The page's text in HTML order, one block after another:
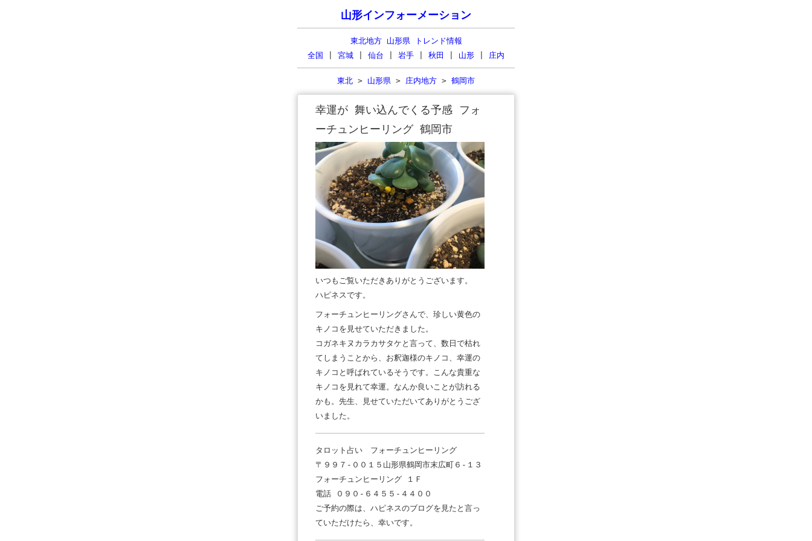
山形インフォーメーション
東北地方 山形県 トレンド情報
全国
宮城 仙台 岩手 秋田 山形 庄内
東北 > 山形県 > 庄内地方 > 鶴岡市
幸運が 舞い込んでくる予感 フォ
ーチュンヒーリング 鶴岡市
いつもご覧いただきありがとうございます。
ハピネスです。
フォーチュンヒーリングさんで、珍しい黄色の
キノコを見せていただきました。
コガネキヌカラカサタケと言って、数日で枯れ
てしまうことから、お釈迦様のキノコ、幸運の
キノコと呼ばれているそうです。こんな貴重な
キノコを見れて幸運。なんか良いことが訪れる
かも。先生、見せていただいてありがとうござ
いました。
タロット占い フォーチュンヒーリング
〒９９７-００１５山形県鶴岡市末広町６-１３
フォーチュンヒーリング １Ｆ
電話 ０９０-６４５５-４４００
ご予約の際は、ハピネスのブログを見たと言っ
ていただけたら、幸いです。